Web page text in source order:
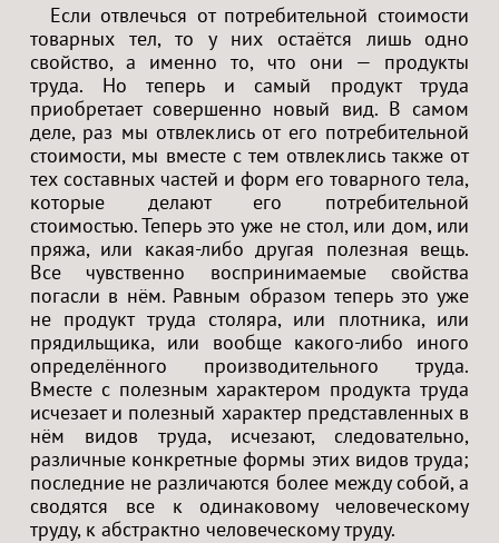
Если отвлечься от потребительной стоимости
товарных тел, то у них остаётся лишь одно
свойство, а именно то, что они — продукты
труда. Но теперь и самый продукт труда
приобретает совершенно новый вид. В самом
деле, раз мы отвлеклись от его потребительной
стоимости, мы вместе с тем отвлеклись также от
тех составных частей и форм его товарного тела,
которые делают его потребительной
стоимостью. Теперь это уже не стол, или дом, или
пряжа, или какая-либо другая полезная вещь.
Все чувственно воспринимаемые свойства
погасли в нём. Равным образом теперь это уже
не продукт труда столяра, или плотника, или
прядильщика, или вообще какого-либо иного
определённого производительного труда.
Вместе с полезным характером продукта труда
исчезает и полезный характер представленных в
нём видов труда, исчезают, следовательно,
различные конкретные формы этих видов труда;
последние не различаются более между собой, а
сводятся все к одинаковому человеческому
труду, к абстрактно человеческому труду.